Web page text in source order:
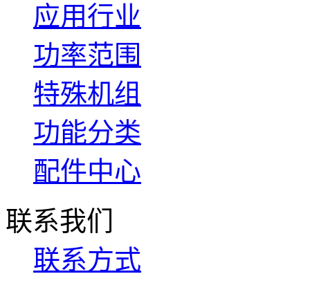
应用行业
功率范围
特殊机组
功能分类
配件中心
联系我们
联系方式